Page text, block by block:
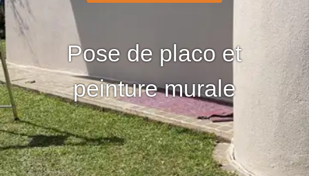
Pose de placo et
peinture murale